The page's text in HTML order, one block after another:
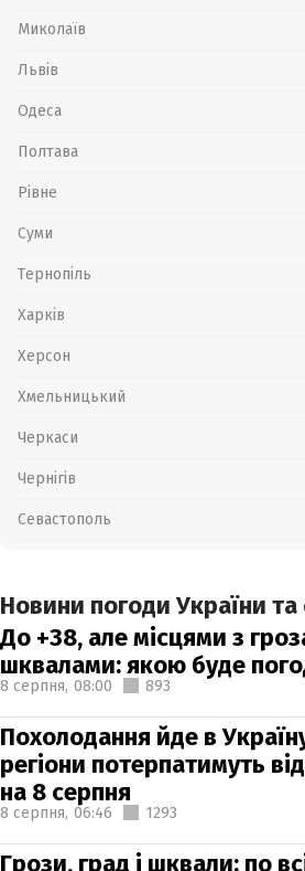
Миколаїв
Львів
Одеса
Полтава
Рівне
Суми
Тернопіль
Харків
Херсон
Хмельницький
Черкаси
Чернігів
Севастополь
Новини погоди України та
До +38, але місцями з
шквалами: якою буде
8 серпня, 08:00 893
Похолодання йде в
регіони потерпатимуть
на 8 серпня
8 серпня, 06:46 1293
Грози, град і шквали: по